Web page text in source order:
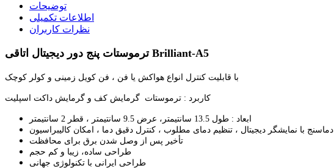
توضیحات
اطلاعات تکمیلی
نظرات کاربران
ترموستات پنج دور دیجیتال اتاقی Brilliant-A5
با قابلیت کنترل انواع هواکش یا فن ، فن کویل زمینی و کولر کوچک
کاربرد : ترموستات گرمایش کف و گرمایش داکت اسپلیت
ابعاد : طول 13.5 سانتیمتر، عرض 9.5 سانتیمتر ، قطر 2 سانتیمتر
دماسنج با نمایشگر دیجیتال ، تنظیم دمای مطلوب ، کنترل دقیق دما ، امکان کالیبراسیون
تأخیر پس از وصل شدن برق برای محافظت
طراحی ساده، زیبا و کم حجم
طراحی ایرانی با تکنولوژی جهانی